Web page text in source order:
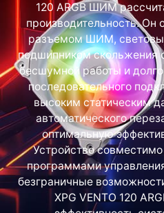
120 ARGB ШИМ
производительность.
разъемом ШИМ,
подшипником скольжения
бесшумной работы и
последовательного
высоким статическим
автоматического
оптимальную
Устройство
программами
безграничные
XPG VENTO 120